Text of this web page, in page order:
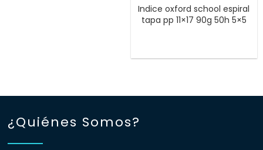
Indice oxford school espiral
tapa pp 11×17 90g 50h 5×5
¿Quiénes Somos?